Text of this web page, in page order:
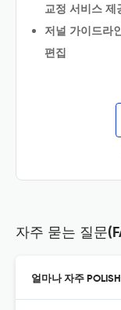
교정 서비스 제
저널 가이드라
편집
자주 묻는 질문
얼마나 자주